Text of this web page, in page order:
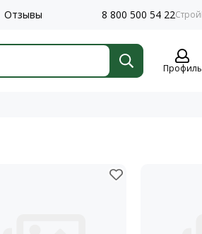
Отзывы 8 800 500 54 22
Профиль